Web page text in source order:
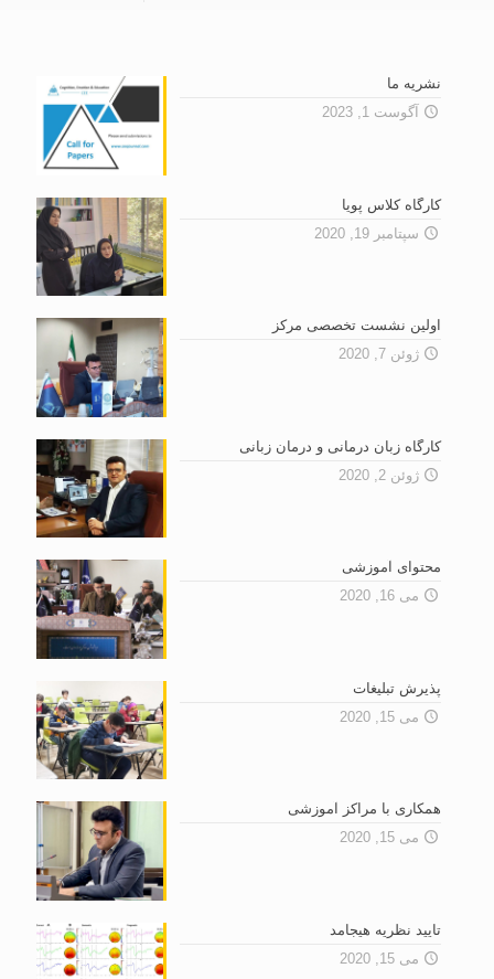
نشریه ما
آگوست 1, 2023
کارگاه کلاس پویا
سپتامبر 19, 2020
اولین نشست تخصصى مرکز
ژوئن 7, 2020
کارگاه زبان درمانی و درمان زبانی
ژوئن 2, 2020
محتوای آموزشی
می 16, 2020
پذیرش تبلیغات
می 15, 2020
همکاری با مراکز آموزشی
می 15, 2020
تایید نظریه هیجامد
می 15, 2020